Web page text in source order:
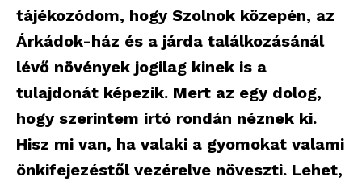
tájékozódom, hogy Szolnok közepén, az
Árkádok-ház és a járda találkozásánál
lévő növények jogilag kinek is a
tulajdonát képezik. Mert az egy dolog,
hogy szerintem irtó rondán néznek ki.
Hisz mi van, ha valaki a gyomokat valami
önkifejezéstől vezérelve növeszti. Lehet,